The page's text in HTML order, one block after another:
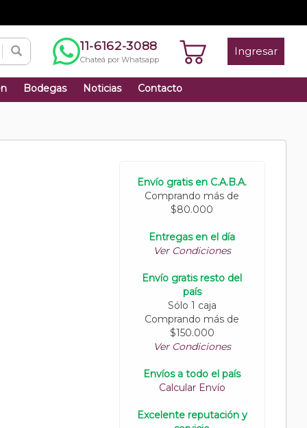
11-6162-3088
Chateá por Whatsapp
Ingresar
Bodegas Noticias Contacto
Envío gratis en C.A.B.A.
Comprando más de
$80.000
Entregas en el día
Ver Condiciones
Envío gratis resto del
país
Sólo 1 caja
Comprando más de
$150.000
Ver Condiciones
Envíos a todo el país
Calcular Envío
Excelente reputación y